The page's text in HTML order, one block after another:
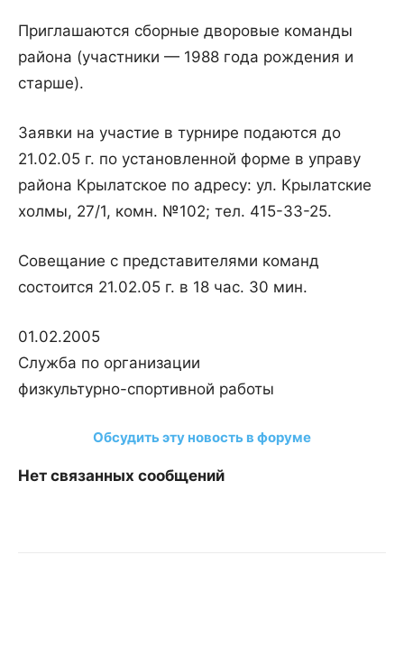
Приглашаются сборные дворовые команды
района (участники — 1988 года рождения и
старше).
Заявки на участие в турнире подаются до
21.02.05 г. по установленной форме в управу
района Крылатское по адресу: ул. Крылатские
холмы, 27/1, комн. №102; тел. 415-33-25.
Совещание с представителями команд
состоится 21.02.05 г. в 18 час. 30 мин.
01.02.2005
Служба по организации
физкультурно-спортивной работы
Обсудить эту новость в форуме
Нет связанных сообщений